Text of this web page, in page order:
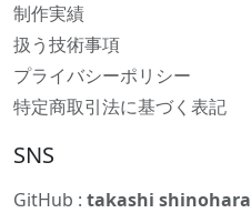
制作実績
扱う技術事項
プライバシーポリシー
特定商取引法に基づく表記
SNS
GitHub : takashi shinohara